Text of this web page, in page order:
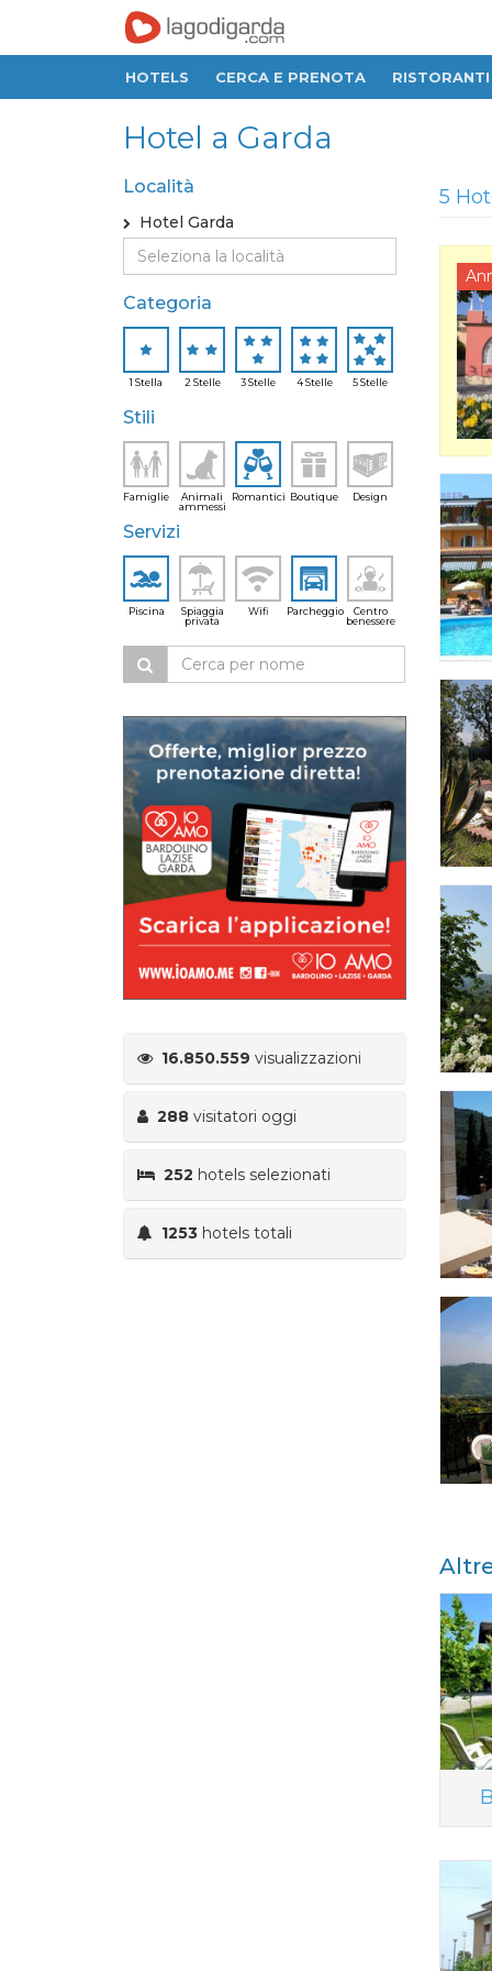
HOTELS CERCA E PRENOTA RISTORANTI
Hotel a Garda
Località
Hotel Garda
Categoria
1 Stella 2 Stelle 3 Stelle 4 Stelle 5 Stelle
Stili
Famiglie
Animali
ammessi
Romantici Boutique Design
Servizi
Piscina
Spiaggia
privata
Wifi Parcheggio
Centro
benessere
16.850.559 visualizzazioni
288 visitatori oggi
252 hotels selezionati
1253 hotels totali
5